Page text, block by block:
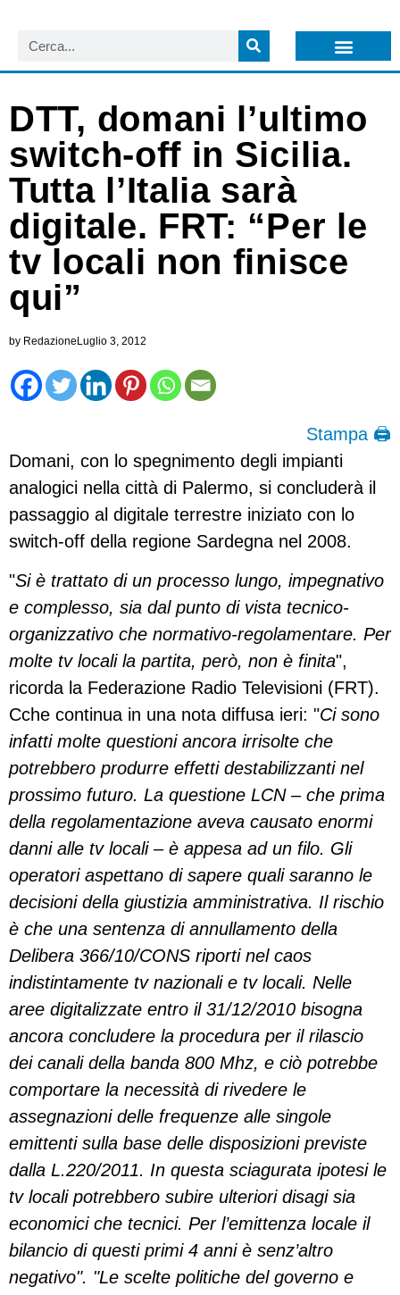
DTT, domani l’ultimo
switch-off in Sicilia.
Tutta l’Italia sarà
digitale. FRT: “Per le
tv locali non finisce
qui”
by Redazione Luglio 3, 2012
Stampa 🖨
Domani, con lo spegnimento degli impianti
analogici nella città di Palermo, si concluderà il
passaggio al digitale terrestre iniziato con lo
switch-off della regione Sardegna nel 2008.
"Si è trattato di un processo lungo, impegnativo
e complesso, sia dal punto di vista tecnico-
organizzativo che normativo-regolamentare. Per
molte tv locali la partita, però, non è finita",
ricorda la Federazione Radio Televisioni (FRT).
Cche continua in una nota diffusa ieri: "Ci sono
infatti molte questioni ancora irrisolte che
potrebbero produrre effetti destabilizzanti nel
prossimo futuro. La questione LCN – che prima
della regolamentazione aveva causato enormi
danni alle tv locali – è appesa ad un filo. Gli
operatori aspettano di sapere quali saranno le
decisioni della giustizia amministrativa. Il rischio
è che una sentenza di annullamento della
Delibera 366/10/CONS riporti nel caos
indistintamente tv nazionali e tv locali. Nelle
aree digitalizzate entro il 31/12/2010 bisogna
ancora concludere la procedura per il rilascio
dei canali della banda 800 Mhz, e ciò potrebbe
comportare la necessità di rivedere le
assegnazioni delle frequenze alle singole
emittenti sulla base delle disposizioni previste
dalla L.220/2011. In questa sciagurata ipotesi le
tv locali potrebbero subire ulteriori disagi sia
economici che tecnici. Per l’emittenza locale il
bilancio di questi primi 4 anni è senz’altro
negativo". "Le scelte politiche del governo e